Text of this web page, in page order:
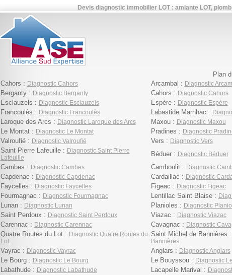
Devis diagnostic immobilier LOT : amiante LOT,
Plan
Cahors : Diagnostic Cahors Arcambal : Diagnostic
Berganty : Diagnostic Berganty Cahors : Diagnostic Cahors
Esclauzels : Diagnostic Esclauzels Espère : Diagnostic Espère
Francoulès : Diagnostic Francoulès Labastide Marnhac :
Laroque des Arcs : Diagnostic Laroque des Arcs Maxou : Diagnostic Maxou
Le Montat : Diagnostic Le Montat Pradines : Diagnostic
Valroufié : Diagnostic Valroufié Vers : Diagnostic Vers
Saint Pierre Lafeuille : Diagnostic Saint Pierre
Lafeuille
Béduer : Diagnostic Béduer
Cambes : Diagnostic Cambes Camboulit : Diagnostic
Capdenac : Diagnostic Capdenac Cardaillac : Diagnostic
Faycelles : Diagnostic Faycelles Figeac : Diagnostic Figeac
Fourmagnac : Diagnostic Fourmagnac Lentillac Saint Blaise :
Lunan : Diagnostic Lunan Planioles : Diagnostic
Saint Perdoux : Diagnostic Saint Perdoux Viazac : Diagnostic Viazac
Carennac : Diagnostic Carennac Cavagnac : Diagnostic
Quatre Routes du Lot : Diagnostic Quatre Routes du
Lot
Saint Michel de Bannières :
Bannières
Vayrac : Diagnostic Vayrac Anglars : Diagnostic Anglars
Le Bourg : Diagnostic Le Bourg Le Bouyssou : Diagnostic
Labathude : Diagnostic Labathude Lacapelle Marival :